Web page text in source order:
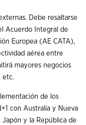
Debe resaltarse
Acuerdo Integral de
Europea (AE CATA),
aérea entre
mayores negocios
etc.
de los
con Australia y Nueva
y la República de